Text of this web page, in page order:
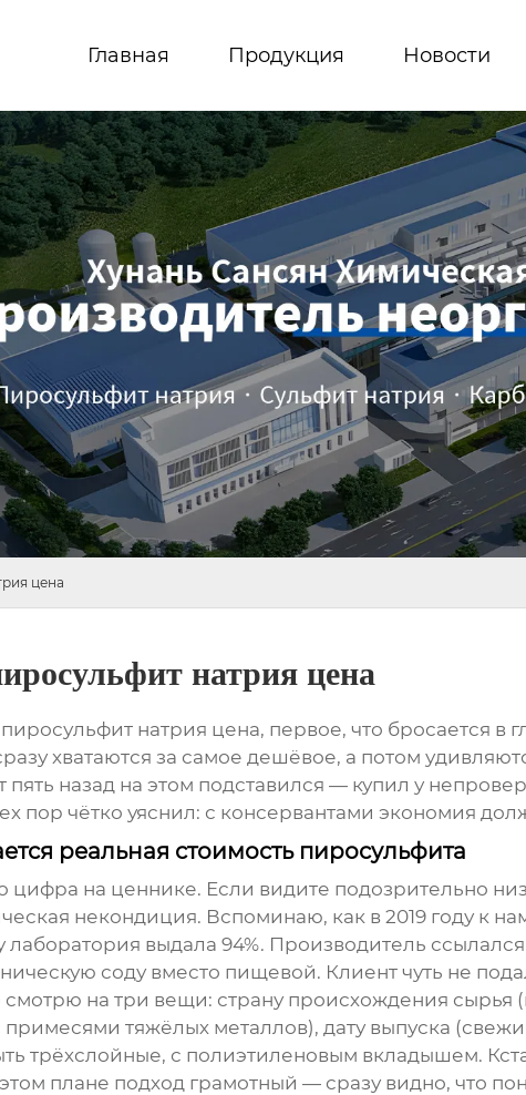
Главная Продукция Новости
цена
натрия цена
пиросульфит натрия цена, первое, что бросается в
хватаются за самое дешёвое, а потом
пять назад на этом подставился — купил у
пор чётко уяснил: с консервантами экономия
реальная стоимость пиросульфита
цифра на ценнике. Если видите подозрительно
некондиция. Вспоминаю, как в 2019 году к
лаборатория выдала 94%. Производитель
соду вместо пищевой. Клиент чуть не
смотрю на три вещи: страну происхождения
примесями тяжёлых металлов), дату выпуска
трёхслойные, с полиэтиленовым вкладышем.
плане подход грамотный — сразу видно, что